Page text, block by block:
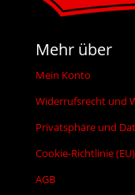
Mehr über
Mein Konto
Widerrufsrecht und
Privatsphäre und
Cookie-Richtlinie (EU)
AGB